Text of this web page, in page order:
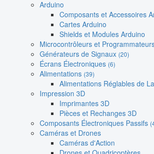
Arduino
Composants et Accessoires
Cartes Arduino
Shields et Modules Arduino
Microcontrôleurs et
Générateurs de Signaux (20)
Écrans Électroniques (6)
Alimentations (39)
Alimentations Réglables de
Impression 3D
Imprimantes 3D
Pièces et Rechanges 3D
Composants Électroniques Passifs
Caméras et Drones
Caméras d'Action